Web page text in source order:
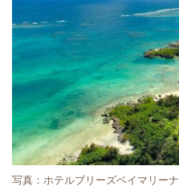
写真：ホテルブリーズベイマリーナ